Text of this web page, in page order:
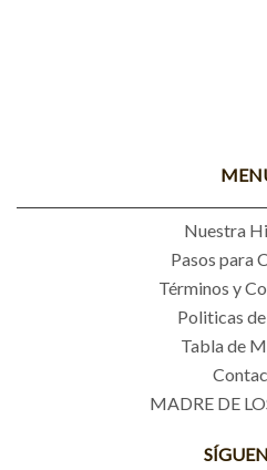
Nuestra
Pasos para
Términos y
Politicas
Tabla de
MADRE DE